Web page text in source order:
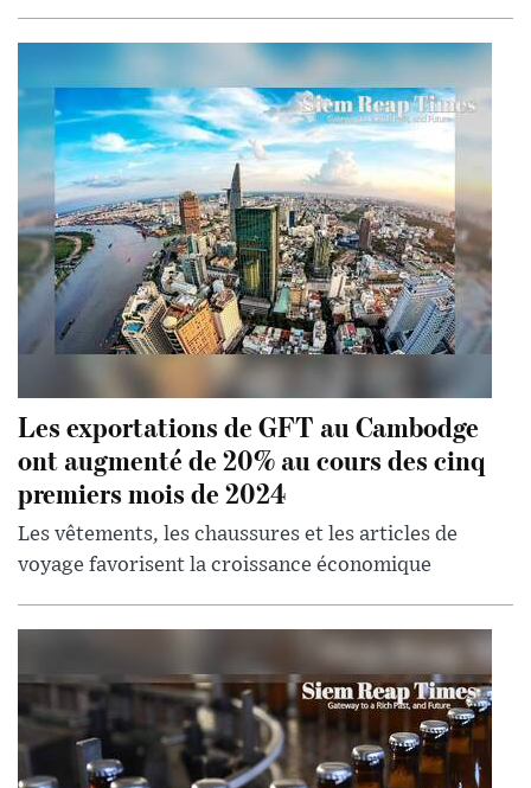
Les exportations de GFT au Cambodge
ont augmenté de 20% au cours des cinq
premiers mois de 2024
Les vêtements, les chaussures et les articles de
voyage favorisent la croissance économique